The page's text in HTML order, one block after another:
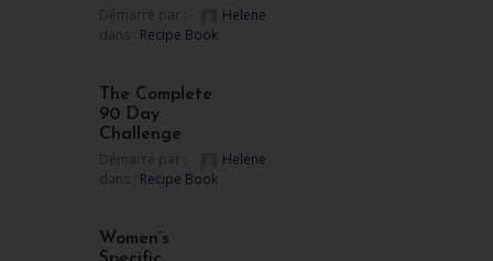
Démarré par :
Helene
dans : Recipe Book
The Complete
90 Day
Challenge
Démarré par :
Helene
dans : Recipe Book
Women’s